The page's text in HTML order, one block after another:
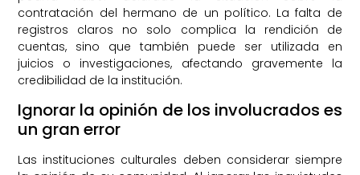
contratación del hermano de un político. La falta de
registros claros no solo complica la rendición de
cuentas, sino que también puede ser utilizada en
juicios o investigaciones, afectando gravemente la
credibilidad de la institución.
Ignorar la opinión de los involucrados es
un gran error
Las instituciones culturales deben considerar siempre